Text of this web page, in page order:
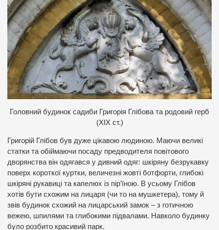
Головний будинок садиби Григорія Глібова та родовий герб
(ХІХ ст.)
Григорій Глібов був дуже цікавою людиною. Маючи великі
статки та обіймаючи посаду предводителя повітового
дворянства він одягався у дивний одяг: шкіряну безрукавку
поверх короткої куртки, величезні жовті ботфорти, глибокі
шкіряні рукавиці та капелюх із пір’їною. В усьому Глібов
хотів бути схожим на лицаря (чи то на мушкетера), тому й
звів будинок схожий на лицарський замок – з готичною
вежею, шпилями та глибокими підвалами. Навколо будинку
було розбито красивий парк.